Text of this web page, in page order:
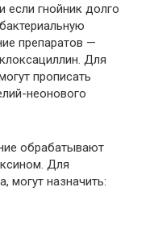
если гнойник долго
препаратов —
Для
прописать
неонового
обрабатывают
Для
могут назначить: